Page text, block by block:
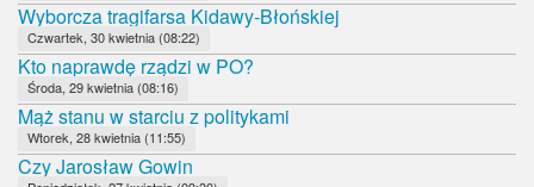
Wyborcza tragifarsa Kidawy-Błońskiej
Czwartek, 30 kwietnia (08:22)
Kto naprawdę rządzi w PO?
Środa, 29 kwietnia (08:16)
Mąż stanu w starciu z politykami
Wtorek, 28 kwietnia (11:55)
Czy Jarosław Gowin